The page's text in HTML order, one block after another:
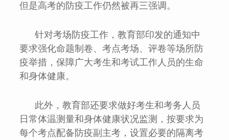
但是高考的防疫工作仍然被再三强调。
针对考场防疫工作，教育部印发的通知中
要求强化命题制卷、考点考场、评卷等场所防
疫举措，保障广大考生和考试工作人员的生命
和身体健康。
此外，教育部还要求做好考生和考务人员
日常体温测量和身体健康状况监测，按要求为
每个考点配备防疫副主考，设置必要的隔离考